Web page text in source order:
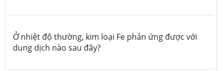
Ở nhiệt độ thường, kim loại Fe phản ứng được với
dung dịch nào sau đây?